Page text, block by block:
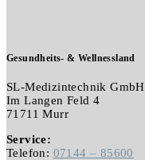
Gesundheits- & Wellnessland
SL-Medizintechnik GmbH
Im Langen Feld 4
71711 Murr
Service:
Telefon: 07144 – 85600